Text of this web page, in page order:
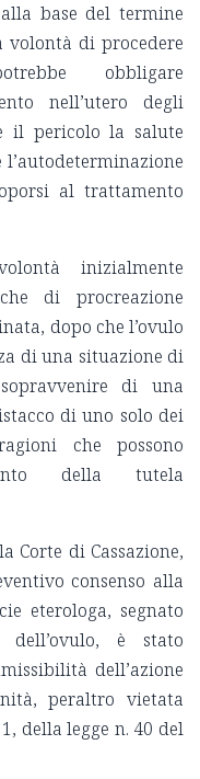
base del termine
di procedere
obbligare
nell’utero degli
il pericolo la salute
al trattamento
inizialmente
di procreazione
dopo che l’ovulo
di una situazione di
di una
di uno solo dei
che possono
della tutela
Corte di Cassazione,
consenso alla
eterologa, segnato
dell’ovulo, è stato
dell’azione
peraltro vietata
della legge n. 40 del